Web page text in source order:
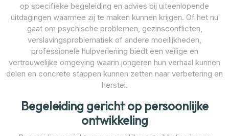
op specifieke begeleiding en advies bij uiteenlopende
uitdagingen waarmee zij te maken kunnen krijgen. Of het nu
gaat om psychische problemen, gezinsconflicten,
verslavingsproblematiek of andere moeilijkheden,
professionele hulpverlening biedt een veilige en
vertrouwelijke omgeving waarin jongeren hun verhaal kunnen
delen en concrete stappen kunnen zetten naar verbetering en
herstel.
Begeleiding gericht op persoonlijke
ontwikkeling